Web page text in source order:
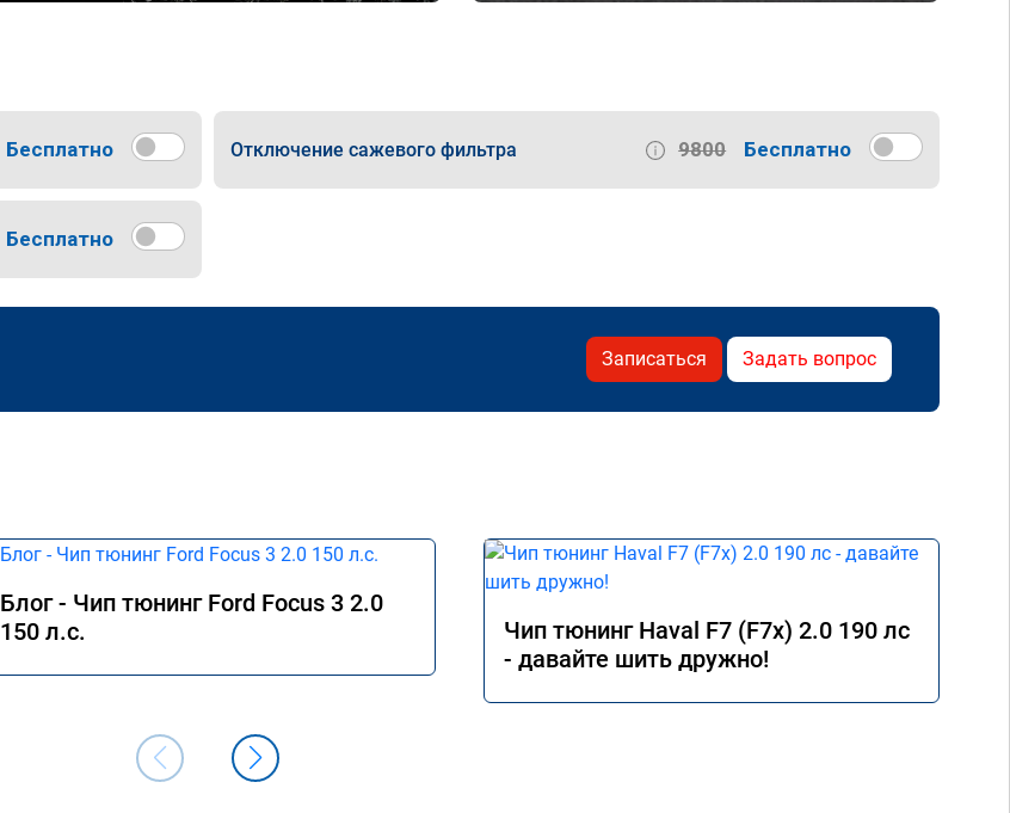
Бесплатно Отключение сажевого фильтра 9800 Бесплатно
Бесплатно
Записаться Задать вопрос
Блог - Чип тюнинг Ford Focus 3 2.0
150 л.с.
Чип тюнинг Haval F7 (F7x) 2.0 190 лс
- давайте шить дружно!